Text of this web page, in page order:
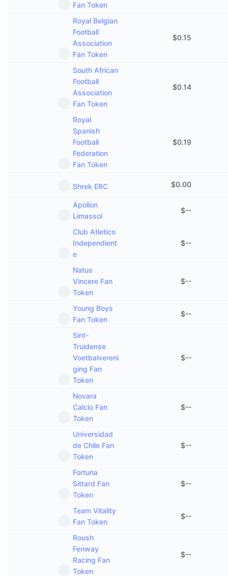
Fan Token
Royal Belgian
Football
Association
Fan Token
$0.15
South African
Football
Association
Fan Token
$0.14
Royal
Spanish
Football
Federation
Fan Token
$0.19
Shrek ERC $0.00
Apollon
Limassol
$--
Club Atletico
Independient
e
$--
Natus
Vincere Fan
Token
$--
Young Boys
Fan Token
$--
Sint-
Truidense
Voetbalvereni
ging Fan
Token
$--
Novara
Calcio Fan
Token
$--
Universidad
de Chile Fan
Token
$--
Fortuna
Sittard Fan
Token
$--
Team Vitality
Fan Token
$--
Roush
Fenway
Racing Fan
Token
$--